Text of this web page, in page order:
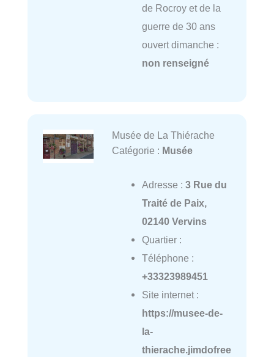
de Rocroy et de la
guerre de 30 ans
ouvert dimanche :
non renseigné
Musée de La Thiérache
Catégorie : Musée
Adresse : 3 Rue du
Traité de Paix,
02140 Vervins
Quartier :
Téléphone :
+33323989451
Site internet :
https://musee-de-
la-
thierache.jimdofree